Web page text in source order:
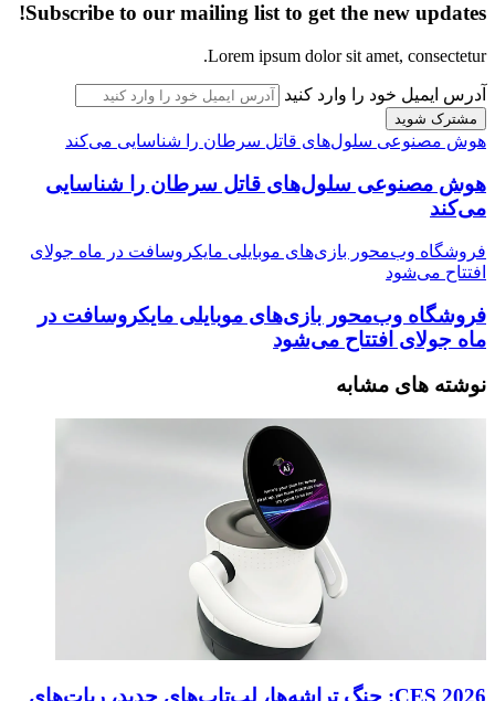
Subscribe to our mailing list to get the new updates!
Lorem ipsum dolor sit amet, consectetur.
آدرس ایمیل خود را وارد کنید
هوش مصنوعی سلول‌های قاتل سرطان را شناسایی می‌کند
هوش مصنوعی سلول‌های قاتل سرطان را شناسایی
می‌کند
فروشگاه وب‌محور بازی‌های موبایلی مایکروسافت در ماه جولای
افتتاح می‌شود
فروشگاه وب‌محور بازی‌های موبایلی مایکروسافت در
ماه جولای افتتاح می‌شود
نوشته های مشابه